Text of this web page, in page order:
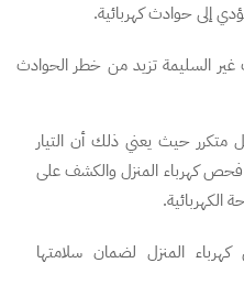
إلى حوادث كهربائية.
غير السليمة تزيد من خطر الحوادث
متكرر حيث يعني ذلك أن التيار
فحص كهرباء المنزل والكشف على
الكهربائية.
المنزل لضمان سلامتها